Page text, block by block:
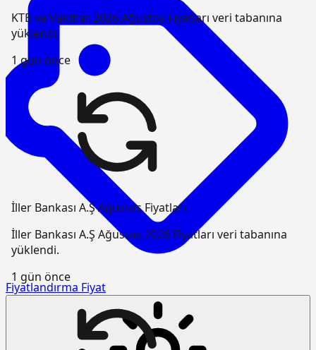
Fiyatlandırma Fiyat
KTB ve Vakıflar 2026 Ağustos Fiyatları veri tabanına
yüklendi.
1 gün önce
İller Bankası A.Ş Ağustos Fiyatları
İller Bankası A.Ş Ağustos 2026 Fiyatları veri tabanına
yüklendi.
1 gün önce